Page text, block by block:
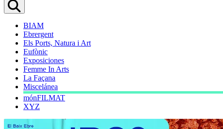
BIAM
Ebrergent
Els Ports, Natura i Art
Eufònic
Exposiciones
Femme In Arts
La Façana
Miscelánea
mónFILMAT
XYZ